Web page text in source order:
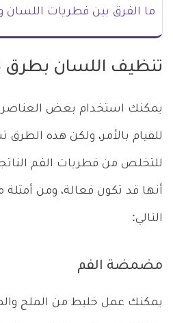
ما الفرق بين فطريات
تنظيف اللسان
يمكنك استخدام بعض العناصر
للقيام بالأمر، ولكن هذه
للتخلص من فطريات الفم
أنها قد تكون فعالة، ومن
التالي:
مضمضة الفم
يمكنك عمل خليط من الملح